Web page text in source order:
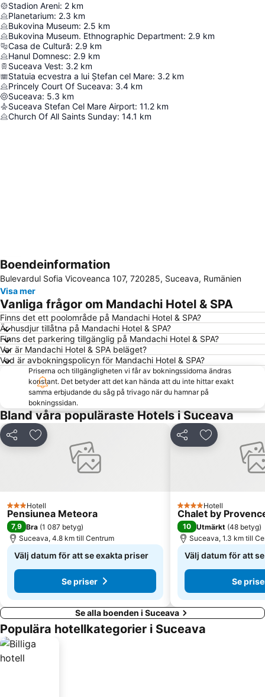
Stadion Areni: 2 km
Planetarium: 2.3 km
Bukovina Museum: 2.5 km
Bukovina Museum. Ethnographic Department: 2.9 km
Casa de Cultură: 2.9 km
Hanul Domnesc: 2.9 km
Suceava Vest: 3.2 km
Statuia ecvestra a lui Ștefan cel Mare: 3.2 km
Princely Court Of Suceava: 3.4 km
Suceava: 5.3 km
Suceava Stefan Cel Mare Airport: 11.2 km
Church Of All Saints Sunday: 14.1 km
Förstora kartan
Boendeinformation
Bulevardul Sofia Vicoveanca 107, 720285, Suceava, Rumänien
Visa mer
Vanliga frågor om Mandachi Hotel & SPA
Finns det ett poolområde på Mandachi Hotel & SPA?
Är husdjur tillåtna på Mandachi Hotel & SPA?
Finns det parkering tillgänglig på Mandachi Hotel & SPA?
Var är Mandachi Hotel & SPA beläget?
Vad är avbokningspolicyn för Mandachi Hotel & SPA?
Priserna och tillgängligheten vi får av bokningssidorna ändras
konstant. Det betyder att det kan hända att du inte hittar exakt
samma erbjudande du såg på trivago när du hamnar på
bokningssidan.
Bland våra populäraste Hotels i Suceava
Dela Lägg till i Mina Favoriter
3 Stjärnor
Hotell
Pensiunea Meteora
7,9 Bra (1 087 betyg)
Suceava, 4.8 km till Centrum
Välj datum för att se exakta priser
Se priser
Dela Lägg till i
4 Stjärnor
Hotell
Chalet by
10 Utmärkt (48 betyg)
Suceava, 1.3 km till
Välj datum för att
Se
Se alla boenden i Suceava
Populära hotellkategorier i Suceava